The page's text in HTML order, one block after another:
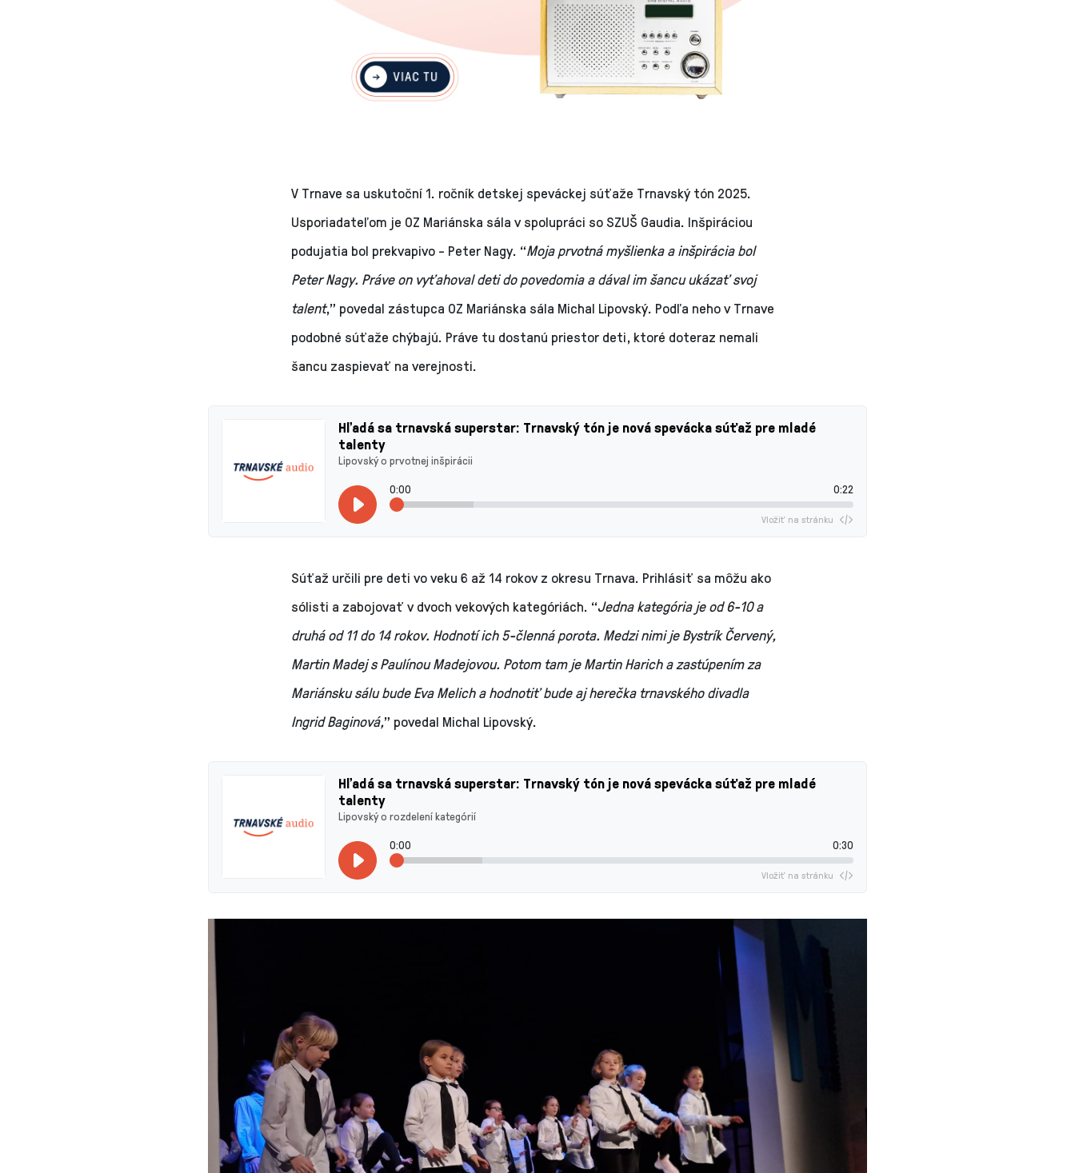
V Trnave sa uskutoční 1. ročník detskej speváckej súťaže Trnavský tón 2025.
Usporiadateľom je OZ Mariánska sála v spolupráci so SZUŠ Gaudia. Inšpiráciou
podujatia bol prekvapivo - Peter Nagy. “Moja prvotná myšlienka a inšpirácia bol
Peter Nagy. Práve on vyťahoval deti do povedomia a dával im šancu ukázať svoj
talent,” povedal zástupca OZ Mariánska sála Michal Lipovský. Podľa neho v Trnave
podobné súťaže chýbajú. Práve tu dostanú priestor deti, ktoré doteraz nemali
šancu zaspievať na verejnosti.
Hľadá sa trnavská superstar: Trnavský tón je nová spevácka súťaž pre mladé
talenty
Lipovský o prvotnej inšpirácii
0:00
0:22
Vložiť na stránku
Súťaž určili pre deti vo veku 6 až 14 rokov z okresu Trnava. Prihlásiť sa môžu ako
sólisti a zabojovať v dvoch vekových kategóriách. “Jedna kategória je od 6-10 a
druhá od 11 do 14 rokov. Hodnotí ich 5-členná porota. Medzi nimi je Bystrík Červený,
Martin Madej s Paulínou Madejovou. Potom tam je Martin Harich a zastúpením za
Mariánsku sálu bude Eva Melich a hodnotiť bude aj herečka trnavského divadla
Ingrid Baginová,” povedal Michal Lipovský.
Hľadá sa trnavská superstar: Trnavský tón je nová spevácka súťaž pre mladé
talenty
Lipovský o rozdelení kategórií
0:00
0:30
Vložiť na stránku